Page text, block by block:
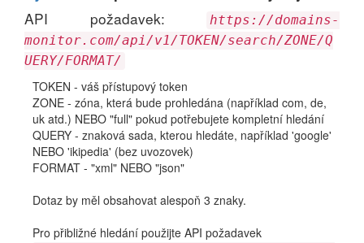
API požadavek:
https://domains-
monitor.com/api/v1/TOKEN/search/ZONE/Q
UERY/FORMAT/
TOKEN - váš přístupový token
ZONE - zóna, která bude prohledána (například com, de,
uk atd.) NEBO "full" pokud potřebujete kompletní hledání
QUERY - znaková sada, kterou hledáte, například 'google'
NEBO 'ikipedia' (bez uvozovek)
FORMAT - "xml" NEBO "json"
Dotaz by měl obsahovat alespoň 3 znaky.
Pro přibližné hledání použijte API požadavek